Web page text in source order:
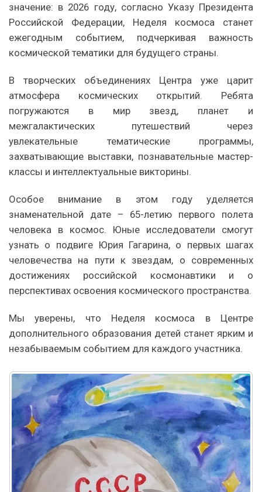
значение: в 2026 году, согласно Указу Президента
Российской Федерации, Неделя космоса станет
ежегодным событием, подчеркивая важность
космической тематики для будущего страны.
В творческих объединениях Центра уже царит
атмосфера космических открытий. Ребята
погружаются в мир звезд, планет и
межгалактических путешествий через
увлекательные тематические программы,
захватывающие выставки, познавательные мастер-
классы и интеллектуальные викторины.
Особое внимание в этом году уделяется
знаменательной дате – 65-летию первого полета
человека в космос. Юные исследователи смогут
узнать о подвиге Юрия Гагарина, о первых шагах
человечества на пути к звездам, о современных
достижениях российской космонавтики и о
перспективах освоения космического пространства.
Мы уверены, что Неделя космоса в Центре
дополнительного образования детей станет ярким и
незабываемым событием для каждого участника.